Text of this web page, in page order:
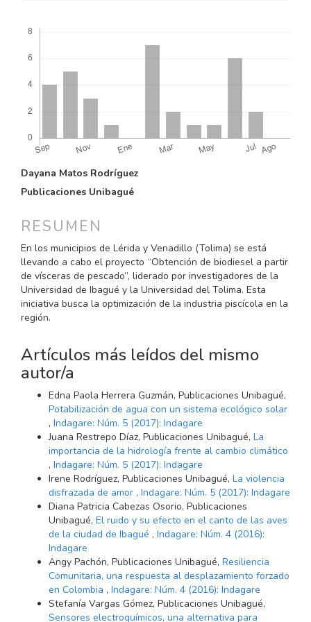
CONTENIDO
PRINCIPAL
ARTÍCULO
Dayana Matos Rodríguez
Publicaciones Unibagué
RESUMEN
En los municipios de Lérida y Venadillo (Tolima) se está
llevando a cabo el proyecto “Obtención de biodiesel a partir
de vísceras de pescado”, liderado por investigadores de la
Universidad de Ibagué y la Universidad del Tolima. Esta
iniciativa busca la optimización de la industria piscícola en la
región.
Artículos más leídos del mismo
autor/a
Edna Paola Herrera Guzmán, Publicaciones Unibagué,
Potabilización de agua con un sistema ecológico solar
, Indagare: Núm. 5 (2017): Indagare
Juana Restrepo Díaz, Publicaciones Unibagué, La
importancia de la hidrología frente al cambio climático
, Indagare: Núm. 5 (2017): Indagare
Irene Rodríguez, Publicaciones Unibagué, La violencia
disfrazada de amor , Indagare: Núm. 5 (2017): Indagare
Diana Patricia Cabezas Osorio, Publicaciones
Unibagué, El ruido y su efecto en el canto de las aves
de la ciudad de Ibagué , Indagare: Núm. 4 (2016):
Indagare
Angy Pachón, Publicaciones Unibagué, Resiliencia
Comunitaria, una respuesta al desplazamiento forzado
en Colombia , Indagare: Núm. 4 (2016): Indagare
Stefanía Vargas Gómez, Publicaciones Unibagué,
Sensores electroquímicos, una alternativa para